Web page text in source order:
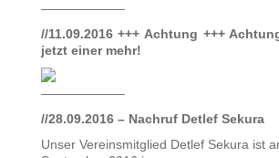
——————–
//11.09.2016 +++ Achtung +++
jetzt einer mehr!
——————–
//28.09.2016 – Nachruf Detlef Sekura
Unser Vereinsmitglied Detlef Sekura ist